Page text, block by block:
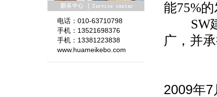
电话：010-63710798
手机：13521698376
手机：13381223838
www.huameikebo.com
能75%
SW建
广，并
2009年